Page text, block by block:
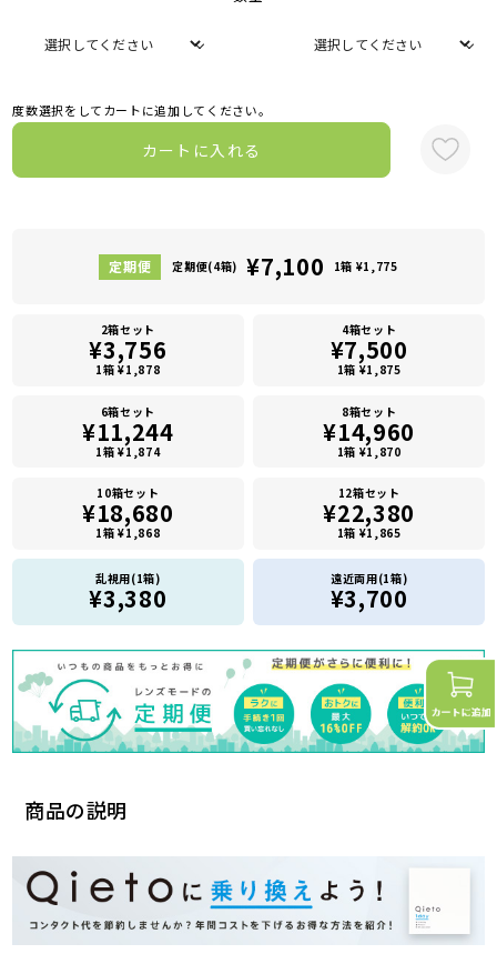
商品の説明
度数選択をしてカートに追加してください。
カートに入れる
定期便(4箱) ¥7,100 1箱 ¥1,775
2箱セット
¥3,756
1箱 ¥1,878
4箱セット
¥7,500
1箱 ¥1,875
6箱セット
¥11,244
1箱 ¥1,874
8箱セット
¥14,960
1箱 ¥1,870
10箱セット
¥18,680
1箱 ¥1,868
12箱セット
¥22,380
1箱 ¥1,865
乱視用(1箱)
¥3,380
遠近両用(1箱)
¥3,700